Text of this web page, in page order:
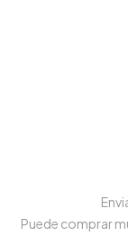
Puede comprar